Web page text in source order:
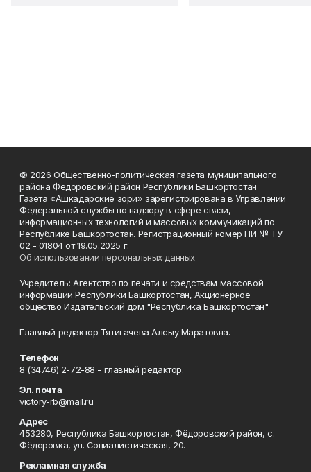
© 2026 Общественно-политическая газета муниципального
района Фёдоровский район Республики Башкортостан
Газета «Ашкадарские зори» зарегистрирована в Управлении
Федеральной службы по надзору в сфере связи,
информационных технологий и массовых коммуникаций по
Республике Башкортостан. Регистрационный номер ПИ № ТУ
02 - 01804 от 19.05.2025 г.
Об использовании персональных данных
Учредитель: Агентство по печати и средствам массовой
информации Республики Башкортостан, Акционерное
общество Издательский дом "Республика Башкортостан"
Главный редактор Тятигачева Алсыу Маратовна.
Телефон
8 (34746) 2-72-88 - главный редактор.
Эл. почта
victory-rb@mail.ru
Адрес
453280, Республика Башкортостан, Фёдоровский район, с.
Фёдоровка, ул. Социалистическая, 20.
Рекламная служба